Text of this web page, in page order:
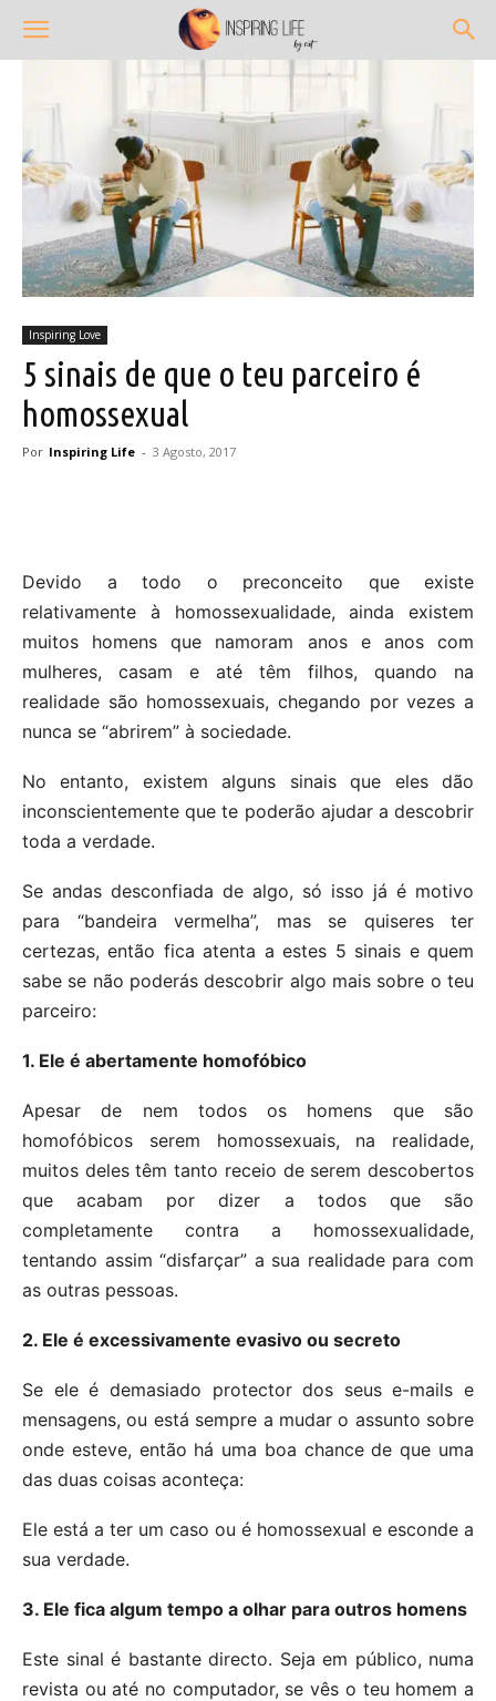
Inspiring Love
5 sinais de que o teu parceiro é
homossexual
Por Inspiring Life - 3 Agosto, 2017
Devido a todo o preconceito que existe
relativamente à homossexualidade, ainda existem
muitos homens que namoram anos e anos com
mulheres, casam e até têm filhos, quando na
realidade são homossexuais, chegando por vezes a
nunca se “abrirem” à sociedade.
No entanto, existem alguns sinais que eles dão
inconscientemente que te poderão ajudar a descobrir
toda a verdade.
Se andas desconfiada de algo, só isso já é motivo
para “bandeira vermelha”, mas se quiseres ter
certezas, então fica atenta a estes 5 sinais e quem
sabe se não poderás descobrir algo mais sobre o teu
parceiro:
1. Ele é abertamente homofóbico
Apesar de nem todos os homens que são
homofóbicos serem homossexuais, na realidade,
muitos deles têm tanto receio de serem descobertos
que acabam por dizer a todos que são
completamente contra a homossexualidade,
tentando assim “disfarçar” a sua realidade para com
as outras pessoas.
2. Ele é excessivamente evasivo ou secreto
Se ele é demasiado protector dos seus e-mails e
mensagens, ou está sempre a mudar o assunto sobre
onde esteve, então há uma boa chance de que uma
das duas coisas aconteça:
Ele está a ter um caso ou é homossexual e esconde a
sua verdade.
3. Ele fica algum tempo a olhar para outros homens
Este sinal é bastante directo. Seja em público, numa
revista ou até no computador, se vês o teu homem a